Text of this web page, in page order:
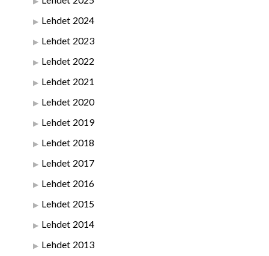
Lehdet 2024
Lehdet 2023
Lehdet 2022
Lehdet 2021
Lehdet 2020
Lehdet 2019
Lehdet 2018
Lehdet 2017
Lehdet 2016
Lehdet 2015
Lehdet 2014
Lehdet 2013